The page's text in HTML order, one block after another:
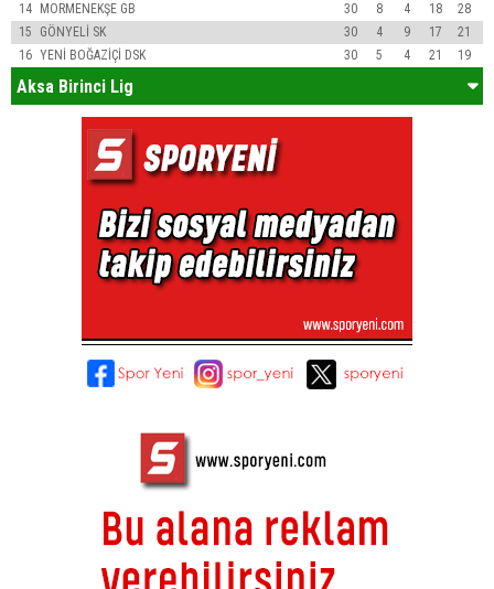
14
MORMENEKŞE GB 30 8 4 18
28
15
GÖNYELİ SK 30 4 9 17
21
16 YENİ BOĞAZİÇİ DSK 30 5 4 21 19
Aksa Birinci Lig